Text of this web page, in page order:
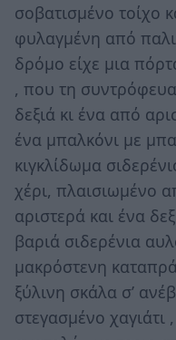
σοβατισμένο τοίχο
φυλαγμένη από
δρόμο είχε μια
, που τη
δεξιά κι ένα από
ένα μπαλκόνι με
κιγκλίδωμα
χέρι, πλαισιωμένο
αριστερά και ένα
βαριά σιδερένια
μακρόστενη
ξύλινη σκάλα σ’
στεγασμένο